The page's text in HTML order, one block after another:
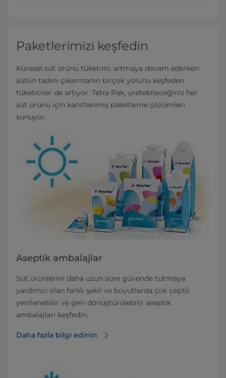
Paketlerimizi keşfedin
Küresel süt ürünü tüketimi artmaya devam ederken
sütün tadını çıkarmanın birçok yolunu keşfeden
tüketiciler de artıyor. Tetra Pak, üretebileceğiniz her
süt ürünü için kanıtlanmış paketleme çözümleri
sunuyor.
Aseptik ambalajlar
Süt ürünlerini daha uzun süre güvende tutmaya
yardımcı olan farklı şekil ve boyutlarda çok çeşitli
yenilenebilir ve geri dönüştürülebilir aseptik
ambalajları keşfedin.
Daha fazla bilgi edinin